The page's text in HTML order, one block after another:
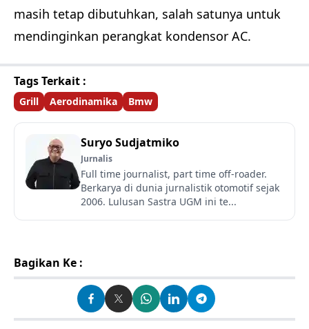
masih tetap dibutuhkan, salah satunya untuk
mendinginkan perangkat kondensor AC.
Tags Terkait :
Grill Aerodinamika Bmw
Suryo Sudjatmiko
Jurnalis
Full time journalist, part time off-roader.
Berkarya di dunia jurnalistik otomotif sejak
2006. Lulusan Sastra UGM ini te...
Bagikan Ke :